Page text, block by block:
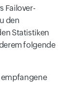
Failover-
den
Statistiken
folgende
empfangene